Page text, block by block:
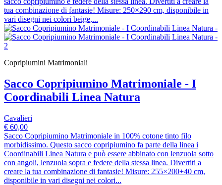
tua combinazione di fantasie! Misure: 250×290 cm, disponibile in
vari disegni nei colori beige,...
Copripiumini Matrimoniali
Sacco Copripiumino Matrimoniale - I
Coordinabili Linea Natura
Cavalieri
€ 60,00
Sacco Copripiumino Matrimoniale in 100% cotone tinto filo
morbidissimo. Questo sacco copripiumino fa parte della linea i
Coordinabili Linea Natura e può essere abbinato con lenzuola sotto
con angoli, lenzuola sopra e federe della stessa linea. Divertiti a
creare la tua combinazione di fantasie! Misure: 255×200+40 cm,
disponibile in vari disegni nei colori...